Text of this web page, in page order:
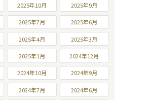
2025年10月 2025年9月
2025年7月 2025年6月
2025年4月 2025年3月
2025年1月 2024年12月
2024年10月 2024年9月
2024年7月 2024年6月